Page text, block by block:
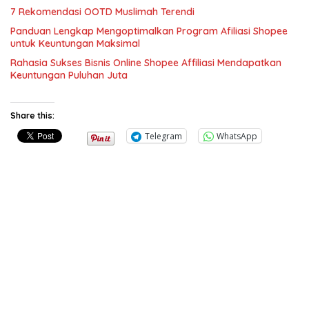
7 Rekomendasi OOTD Muslimah Terendi
Panduan Lengkap Mengoptimalkan Program Afiliasi Shopee
untuk Keuntungan Maksimal
Rahasia Sukses Bisnis Online Shopee Affiliasi Mendapatkan
Keuntungan Puluhan Juta
Share this:
Telegram WhatsApp